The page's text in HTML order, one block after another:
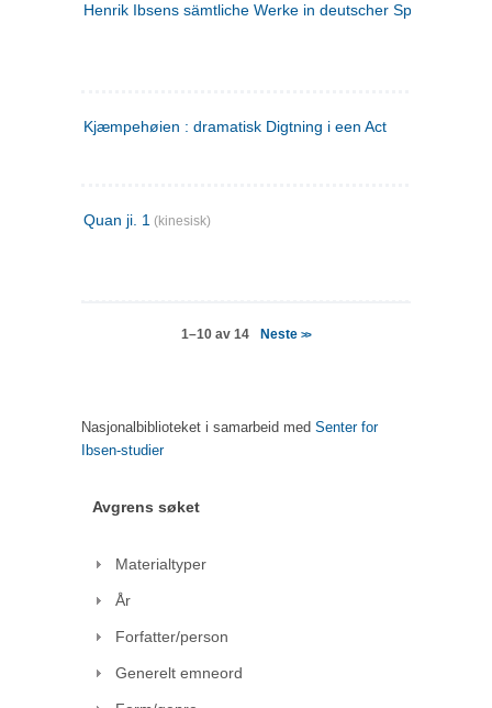
Henrik Ibsens sämtliche Werke in deutscher Sprache. 2
Kjæmpehøien : dramatisk Digtning i een Act
Quan ji. 1 (kinesisk)
1–10 av 14 Neste>>
Nasjonalbiblioteket i samarbeid med Senter for
Ibsen-studier
Avgrens søket
Materialtyper
År
Forfatter/person
Generelt emneord